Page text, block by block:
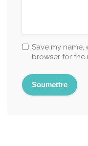
Save my name,
browser for the